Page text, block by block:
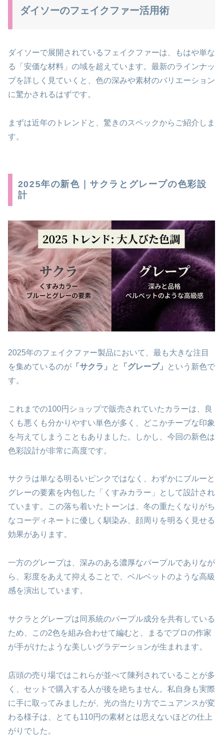
ダイソーのフェイクファー活用術
ダイソーで展開されているフェイクファーは、もはや単な
る「安価な材料」の域を超えています。最新のラインナッ
プを詳しく見ていくと、色の深みや素材のバリエーション
に驚かされるはずです。
まずは近年のトレンドと、驚きのスペックからご紹介しま
す。
2025年の新色｜サクラとグレープの色彩設
計
2025年のフェイクファー製品において、最も大きな注目
を集めているのが 「サクラ」 と 「グレープ」
という新色で
す。
これまでの100円ショップで販売されていたカラーは、良
くも悪くも分かりやすい単色が多く、どこかチープな印象
を与えてしまうこともありました。しかし、今回の新色は
色彩設計が非常に高度です。
サクラは単なる明るいピンクではなく、わずかにブルーと
グレーの要素を内包した「くすみカラー」として設計され
ています。この落ち着いたトーンは、冬の重たくなりがち
なコーディネートに優しく馴染み、顔周りを明るく見せる
効果があります。
一方のグレープは、深みのある濃厚なパープルでありなが
ら、彩度をあえて抑えることで、ベルベットのような高級
感を演出しています。
サクラとグレープは同系統のパープル成分を共有している
ため、この2色を組み合わせて編むと、まるでプロの作家
が手がけたような美しいグラデーションが生まれます。
店頭の売り場ではこれらが並べて陳列されていることが多
く、セットで購入する人が後を絶ちません。私自身も実際
に手に取ってみましたが、光の当たり方でニュアンスが変
わる様子は、とても110円の素材とは思えないほどの仕上
がりでした。